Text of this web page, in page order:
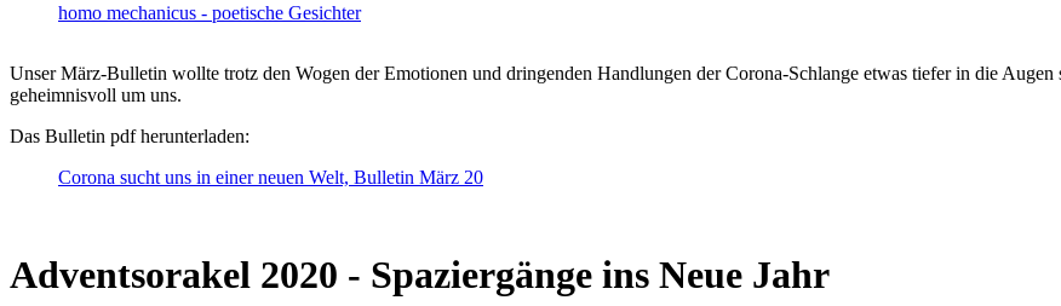
homo mechanicus - poetische Gesichter
Unser März-Bulletin wollte trotz den Wogen der Emotionen und dringenden Handlungen der Corona-Schlange etwas tiefer in die
geheimnisvoll um uns.
Das Bulletin pdf herunterladen:
Corona sucht uns in einer neuen Welt, Bulletin März 20
Adventsorakel 2020 - Spaziergänge ins Neue Jahr